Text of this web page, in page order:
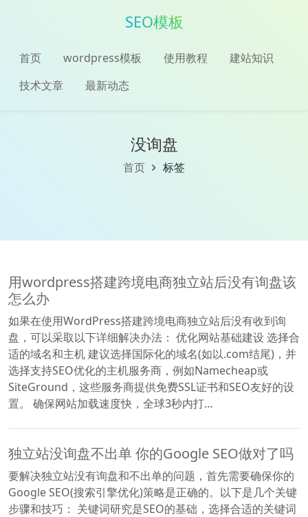
SEO模板
首页 wordpress模板 使用教程
建站知识
技术文章
最新动态
没询盘
首页 标签
用wordpress搭建跨境电商独立站后没有询盘该
怎么办
如果在使用WordPress搭建跨境电商独立站后没有收到询
盘，可以采取以下详细解决办法： 优化网站基础建设 选择合
适的域名和主机 建议选择国际化的域名(如以.com结尾)，并
选择支持SEO优化的主机服务商，例如Namecheap或
SiteGround，这些服务商提供免费SSL证书和SEO友好的设
置。 确保网站加载速度快，全球3秒内打…
独立站没询盘不出单 你的Google SEO做对了吗
要解决独立站没有询盘和不出单的问题，首先需要确保你的
Google SEO(搜索引擎优化)策略是正确的。以下是几个关键
步骤和技巧： 关键词研究是SEO的基础，选择合适的关键词